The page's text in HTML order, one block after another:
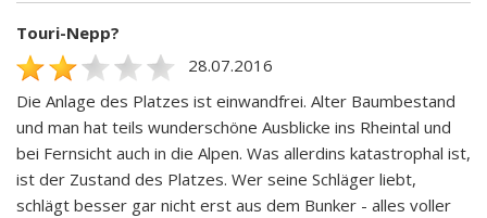
Touri-Nepp?
28.07.2016
Die Anlage des Platzes ist einwandfrei. Alter Baumbestand
und man hat teils wunderschöne Ausblicke ins Rheintal und
bei Fernsicht auch in die Alpen. Was allerdins katastrophal ist,
ist der Zustand des Platzes. Wer seine Schläger liebt,
schlägt besser gar nicht erst aus dem Bunker - alles voller